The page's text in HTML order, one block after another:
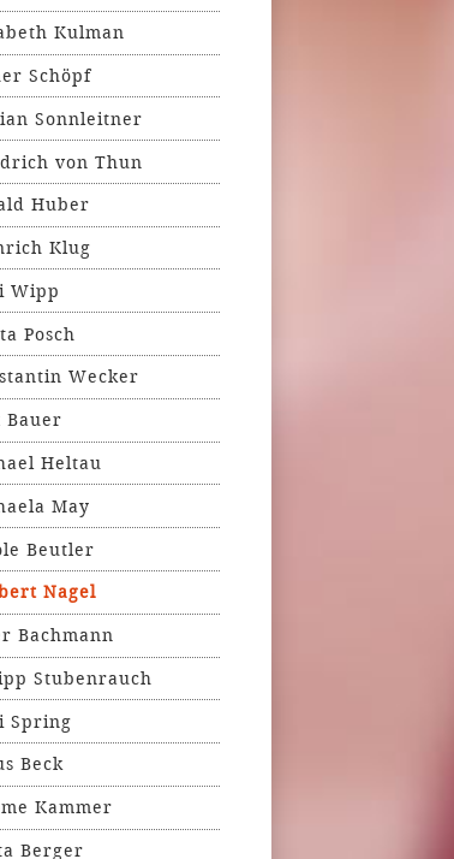
Kulman
Schöpf
Sonnleitner
von Thun
Huber
Klug
Wipp
Posch
Wecker
Bauer
Heltau
May
Beutler
Nagel
Bachmann
Stubenrauch
Spring
Beck
Kammer
Berger